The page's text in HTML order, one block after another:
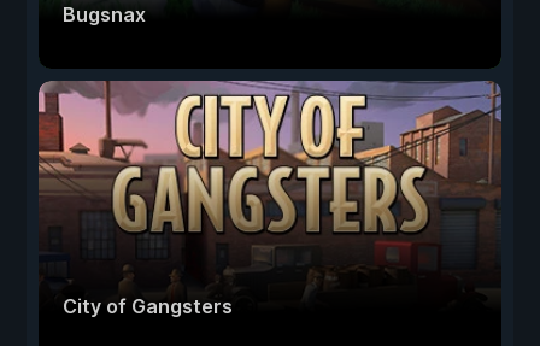
Bugsnax
City of Gangsters